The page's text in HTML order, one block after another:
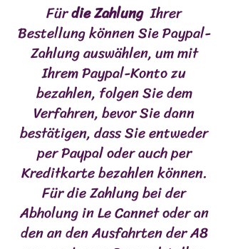
Fürdie Zahlung Ihrer
Bestellung können Sie Paypal-
Zahlung auswählen, um mit
Ihrem Paypal-Konto zu
bezahlen, folgen Sie dem
Verfahren, bevor Sie dann
bestätigen, dass Sie entweder
per Paypal oder auch per
Kreditkarte bezahlen können.
Für die Zahlung bei der
Abholung in Le Cannet oder an
den an den Ausfahrten der A8